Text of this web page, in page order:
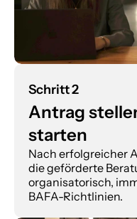
Schritt 2
Antrag
starten
Nach erfolgreicher
die geförderte
organisatorisch,
BAFA-Richtlinien.